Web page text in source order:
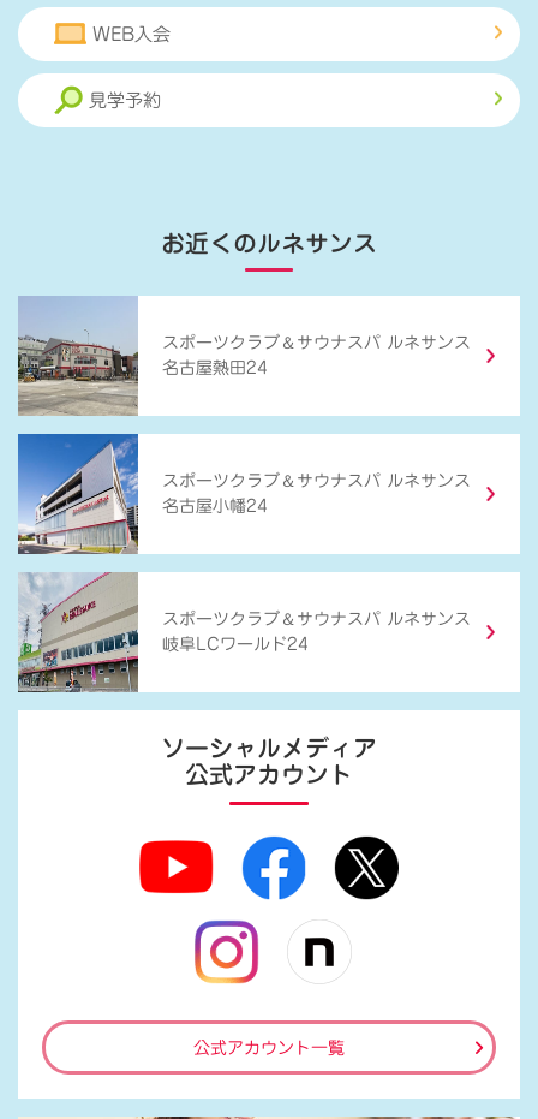
WEB入会
見学予約
お近くのルネサンス
スポーツクラブ ＆ サウナスパ ルネサンス
名古屋熱田24
スポーツクラブ ＆ サウナスパ ルネサンス
名古屋小幡24
スポーツクラブ ＆ サウナスパ ルネサンス
岐阜LCワールド24
ソーシャルメディア
公式アカウント
公式アカウント一覧